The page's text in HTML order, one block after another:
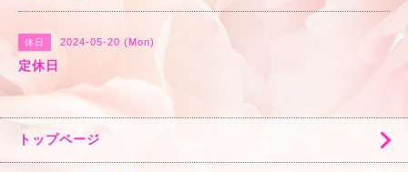
休日 2024-05-20 (Mon)
定休日
トップページ